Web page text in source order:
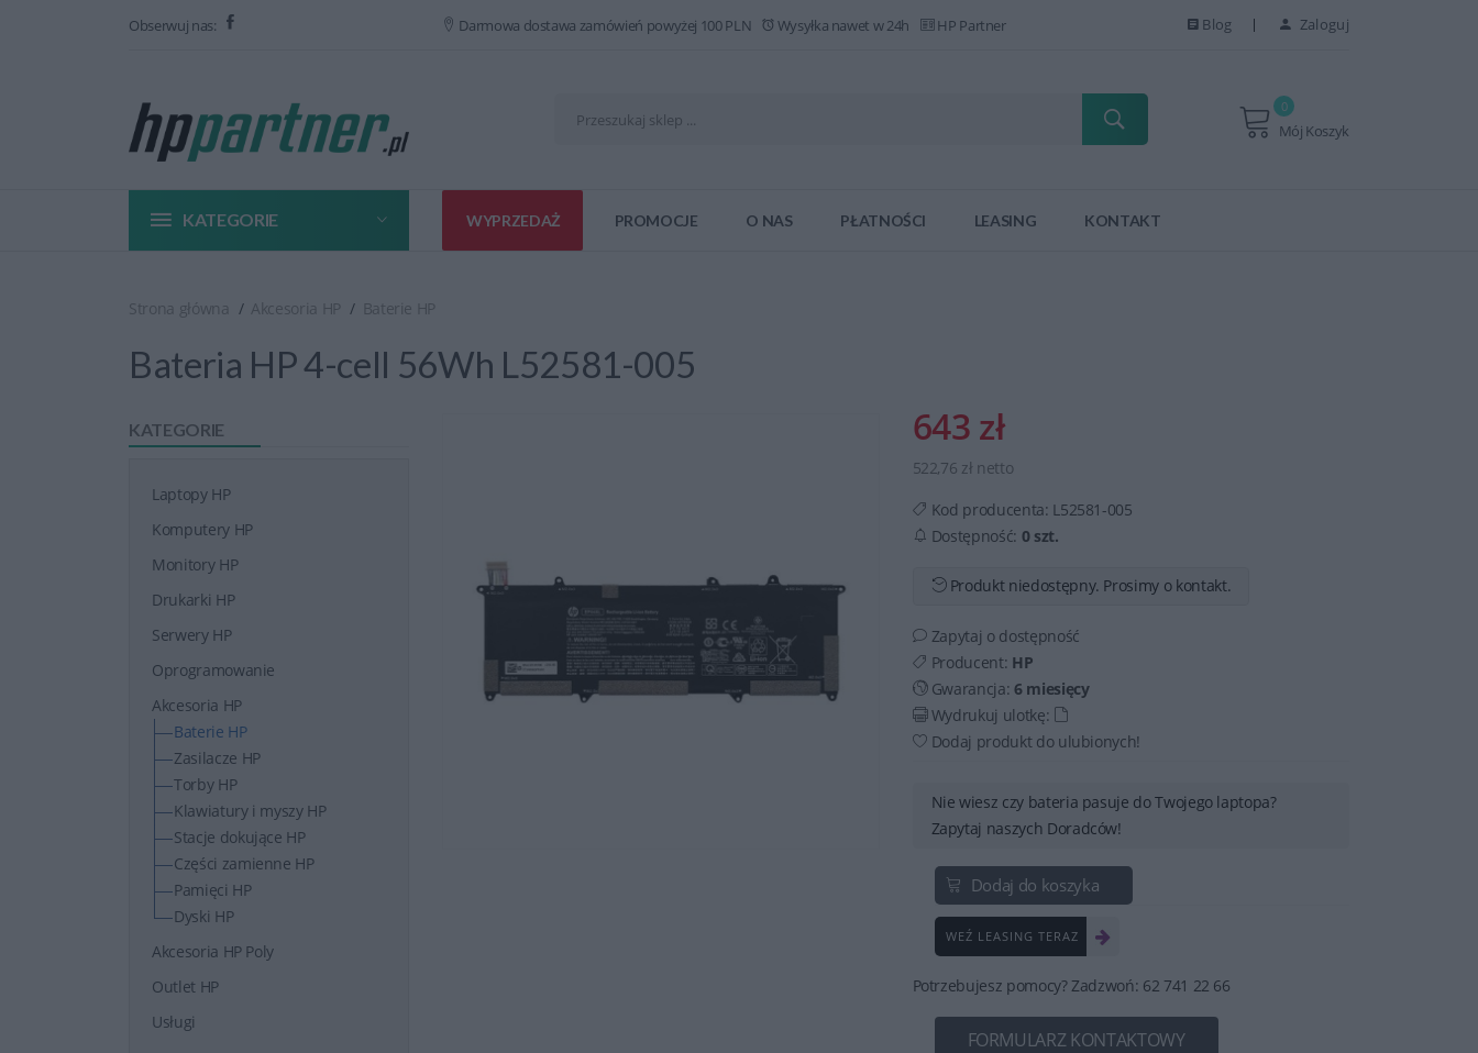
Obserwuj nas: Darmowa dostawa zamówień powyżej 100 PLN Wysyłka nawet w 24h HP Partner Blog Zaloguj
Mój Koszyk
0
KATEGORIE WYPRZEDAŻ PROMOCJE O NAS PŁATNOŚCI LEASING KONTAKT
Strona główna Akcesoria HP Baterie HP
Bateria HP 4-cell 56Wh L52581-005
KATEGORIE
Laptopy HP
Komputery HP
Monitory HP
Drukarki HP
Serwery HP
Oprogramowanie
Akcesoria HP
Baterie HP
Zasilacze HP
Torby HP
Klawiatury i myszy HP
Stacje dokujące HP
Części zamienne HP
Pamięci HP
Dyski HP
Akcesoria HP Poly
Outlet HP
Usługi
643 zł
522,76 zł netto
Kod producenta: L52581-005
Dostępność: 0 szt.
Produkt niedostępny. Prosimy o kontakt.
Zapytaj o dostępność
Producent: HP
Gwarancja: 6 miesięcy
Wydrukuj ulotkę:
Dodaj produkt do ulubionych!
Nie wiesz czy bateria pasuje do Twojego laptopa?
Zapytaj naszych Doradców!
Dodaj do koszyka
WEŹ LEASING TERAZ
Potrzebujesz pomocy? Zadzwoń: 62 741 22 66
FORMULARZ KONTAKTOWY